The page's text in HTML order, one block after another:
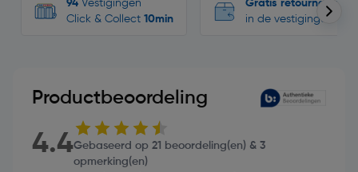
94 Vestigingen
Click & Collect 10min
Gratis retourneren
in de vestigingen
Productbeoordeling
4.4Gebaseerd op 21 beoordeling(en) & 3
opmerking(en)